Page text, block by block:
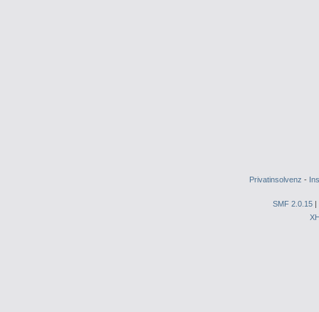
Privatinsolvenz -
SMF 2.0.15 |